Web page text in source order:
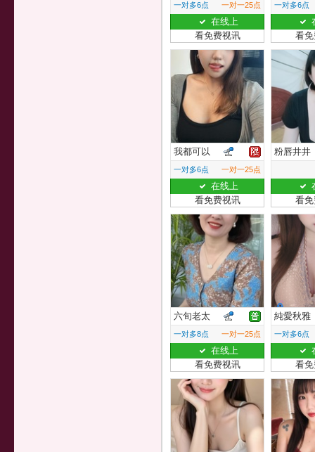
一对多6点 一对一25点
在线上
看免费视讯
一对多6点
看
我都可以
一对多6点 一对一25点
在线上
看免费视讯
粉唇井井
看
六旬老太
一对多8点 一对一25点
在线上
看免费视讯
純愛秋雅
一对多6点
看